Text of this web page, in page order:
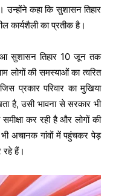
उन्होंने कहा कि सुशासन तिहार
कार्यशैली का प्रतीक है।
सुशासन तिहार 10 जून तक
लोगों की समस्याओं का त्वरित
प्रकार परिवार का मुखिया
है, उसी भावना से सरकार भी
कर रही है और लोगों की
भी अचानक गांवों में पहुंचकर पेड़
हैं।